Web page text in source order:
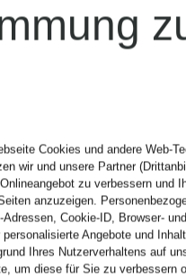
CAIN
Röcke
im
Cookies und andere Web-
wir und unsere Partner
zu verbessern und
anzuzeigen.
Cookie-ID, Browser-
Angebote und
Ihres Nutzerverhaltens auf
um diese für Sie zu verbessern